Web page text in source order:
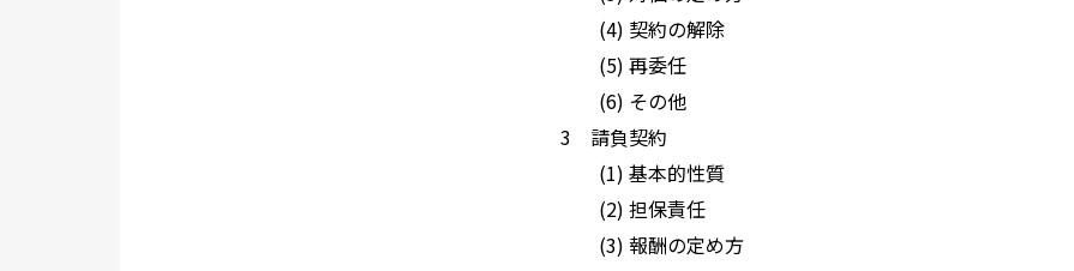
(4) 契約の解除
(5) 再委任
(6) その他
3 請負契約
(1) 基本的性質
(2) 担保責任
(3) 報酬の定め方